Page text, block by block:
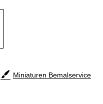
Miniaturen Bemalservice